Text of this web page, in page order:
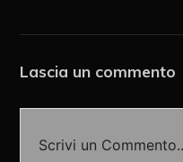
Lascia un commento
Scrivi un